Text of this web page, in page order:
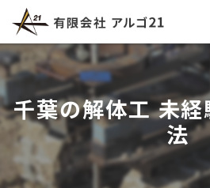
千葉の解体工 未
法